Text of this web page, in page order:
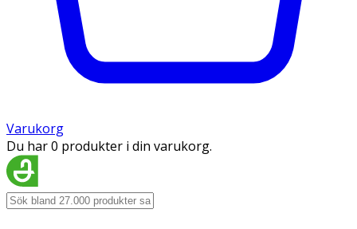
Varukorg
Du har 0 produkter i din varukorg.